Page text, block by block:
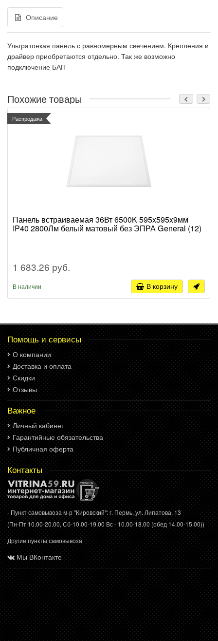
Описание
Ультратонкая панель с равномерным свечением. Крепления и
драйвер приобретаются отдельно. Так же возможно
подключение БАП
Похожие товары
Распродажа
Панель встраиваемая 36Вт 6500K 595x595x9мм
IP40 2800Лм белый матовый без ЭПРА General (12)
1 683.26 руб.
В наличии В корзину
Помощь и сервисы
О компании
Доставка и оплата
Скидки
Отзывы
Важное
Личный кабинет
Гарантийные обязательства
Публичная оферта
Контакты
- Пункт самовывоза м-р "Кировский": г. Пермь, ул. Липатова, 13
(Пн-Пт 10.00-20.00, Сб-10.00-19.00 Вс - 10.00-18.00 (обед 14.00-15.00))
Другие пункты самовывоза
Мы ВКонтакте